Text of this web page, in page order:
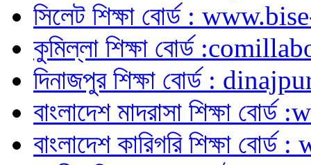
সিলেট শিক্ষা বোর্ড :
কুমিল্লা শিক্ষা বোর্ড
দিনাজপুর শিক্ষা বোর্ড :
বাংলাদেশ মাদরাসা শিক্ষা
বাংলাদেশ কারিগরি শিক্ষা